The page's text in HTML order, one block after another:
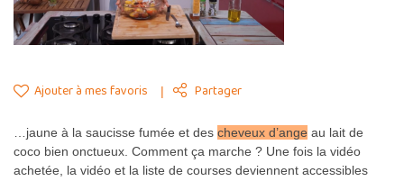
Ajouter à mes favoris Partager
…jaune à la saucisse fumée et des cheveux d’ange au lait de
coco bien onctueux. Comment ça marche ? Une fois la vidéo
achetée, la vidéo et la liste de courses deviennent accessibles